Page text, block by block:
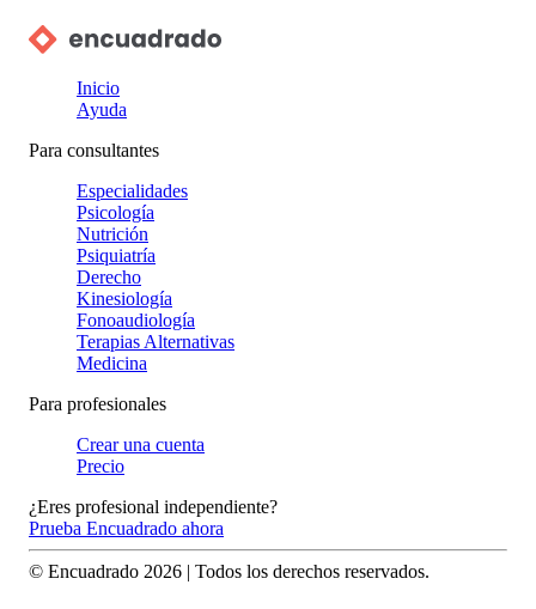
Inicio
Ayuda
Para consultantes
Especialidades
Psicología
Nutrición
Psiquiatría
Derecho
Kinesiología
Fonoaudiología
Terapias Alternativas
Medicina
Para profesionales
Crear una cuenta
Precio
¿Eres profesional independiente?
Prueba Encuadrado ahora
© Encuadrado 2026 | Todos los derechos reservados.